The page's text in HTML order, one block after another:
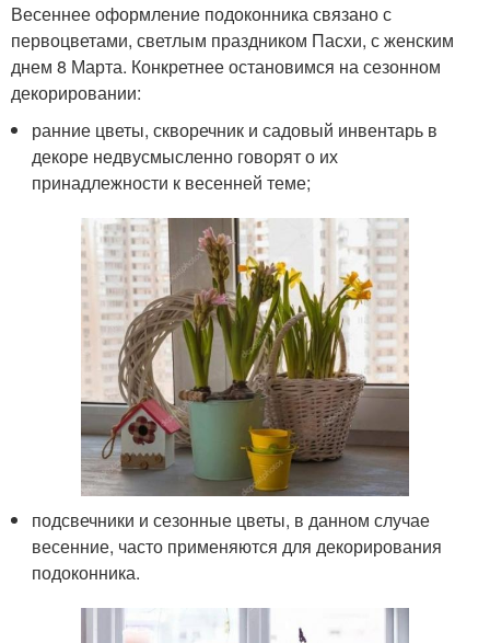
Весеннее оформление подоконника связано с
первоцветами, светлым праздником Пасхи, с женским
днем 8 Марта. Конкретнее остановимся на сезонном
декорировании:
ранние цветы, скворечник и садовый инвентарь в
декоре недвусмысленно говорят о их
принадлежности к весенней теме;
подсвечники и сезонные цветы, в данном случае
весенние, часто применяются для декорирования
подоконника.